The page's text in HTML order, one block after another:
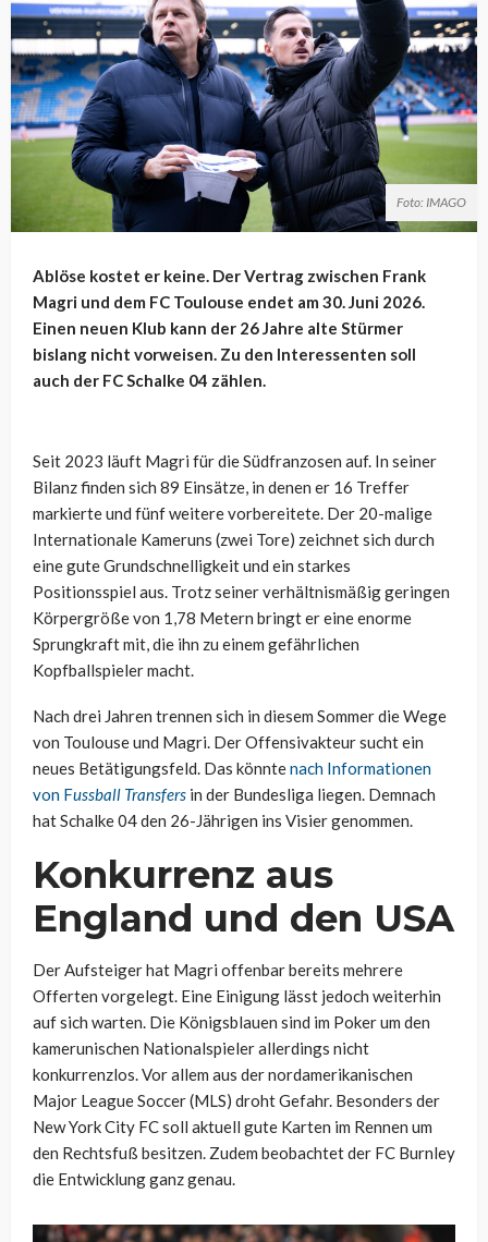
Foto: IMAGO
Ablöse kostet er keine. Der Vertrag zwischen Frank
Magri und dem FC Toulouse endet am 30. Juni 2026.
Einen neuen Klub kann der 26 Jahre alte Stürmer
bislang nicht vorweisen. Zu den Interessenten soll
auch der FC Schalke 04 zählen.
Seit 2023 läuft Magri für die Südfranzosen auf. In seiner
Bilanz finden sich 89 Einsätze, in denen er 16 Treffer
markierte und fünf weitere vorbereitete. Der 20-malige
Internationale Kameruns (zwei Tore) zeichnet sich durch
eine gute Grundschnelligkeit und ein starkes
Positionsspiel aus. Trotz seiner verhältnismäßig geringen
Körpergröße von 1,78 Metern bringt er eine enorme
Sprungkraft mit, die ihn zu einem gefährlichen
Kopfballspieler macht.
Nach drei Jahren trennen sich in diesem Sommer die Wege
von Toulouse und Magri. Der Offensivakteur sucht ein
neues Betätigungsfeld. Das könntenach Informationen
von Fussball Transfers in der Bundesliga liegen. Demnach
hat Schalke 04 den 26-Jährigen ins Visier genommen.
Konkurrenz aus
England und den USA
Der Aufsteiger hat Magri offenbar bereits mehrere
Offerten vorgelegt. Eine Einigung lässt jedoch weiterhin
auf sich warten. Die Königsblauen sind im Poker um den
kamerunischen Nationalspieler allerdings nicht
konkurrenzlos. Vor allem aus der nordamerikanischen
Major League Soccer (MLS) droht Gefahr. Besonders der
New York City FC soll aktuell gute Karten im Rennen um
den Rechtsfuß besitzen. Zudem beobachtet der FC Burnley
die Entwicklung ganz genau.